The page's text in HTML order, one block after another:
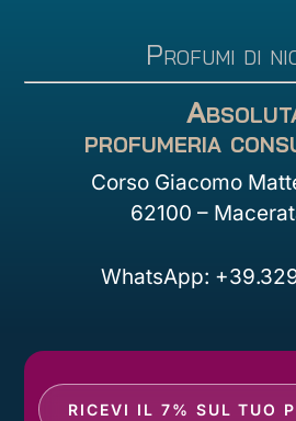
Profumi di
profumeria
Corso Giacomo
62100 –
WhatsApp:
RICEVI IL 7% SUL TUO